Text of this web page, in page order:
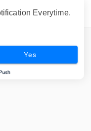
Everytime.
Yes